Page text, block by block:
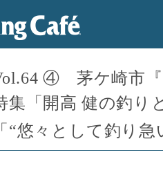
④ 茅ケ崎市『
集「開高 健の釣り
「“悠々として釣り